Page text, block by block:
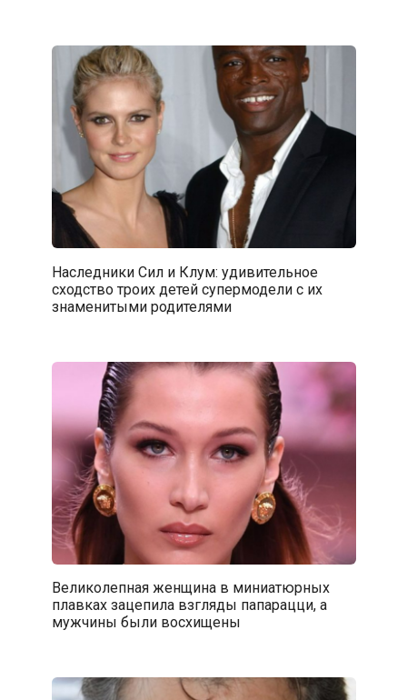
Наследники Сил и Клум: удивительное
сходство троих детей супермодели с их
знаменитыми родителями
Великолепная женщина в миниатюрных
плавках зацепила взгляды папарацци, а
мужчины были восхищены